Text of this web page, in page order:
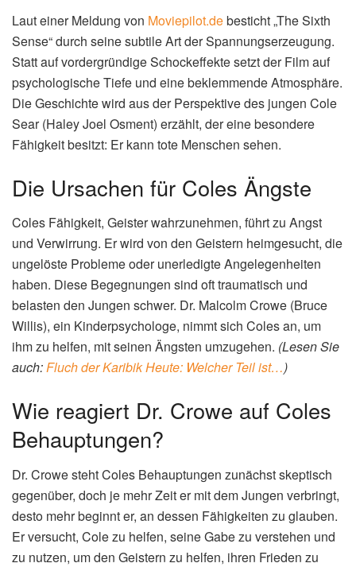
Laut einer Meldung von Moviepilot.debesticht „The Sixth
Sense“ durch seine subtile Art der Spannungserzeugung.
Statt auf vordergründige Schockeffekte setzt der Film auf
psychologische Tiefe und eine beklemmende Atmosphäre.
Die Geschichte wird aus der Perspektive des jungen Cole
Sear (Haley Joel Osment) erzählt, der eine besondere
Fähigkeit besitzt: Er kann tote Menschen sehen.
Die Ursachen für Coles Ängste
Coles Fähigkeit, Geister wahrzunehmen, führt zu Angst
und Verwirrung. Er wird von den Geistern heimgesucht, die
ungelöste Probleme oder unerledigte Angelegenheiten
haben. Diese Begegnungen sind oft traumatisch und
belasten den Jungen schwer. Dr. Malcolm Crowe (Bruce
Willis), ein Kinderpsychologe, nimmt sich Coles an, um
ihm zu helfen, mit seinen Ängsten umzugehen. (Lesen Sie
auch:Fluch der Karibik Heute: Welcher Teil ist…)
Wie reagiert Dr. Crowe auf Coles
Behauptungen?
Dr. Crowe steht Coles Behauptungen zunächst skeptisch
gegenüber, doch je mehr Zeit er mit dem Jungen verbringt,
desto mehr beginnt er, an dessen Fähigkeiten zu glauben.
Er versucht, Cole zu helfen, seine Gabe zu verstehen und
zu nutzen, um den Geistern zu helfen, ihren Frieden zu